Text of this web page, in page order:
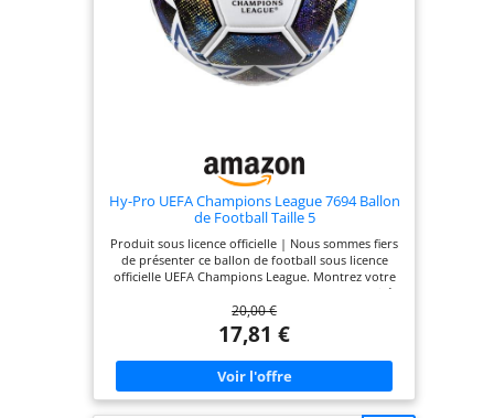
Hy-Pro UEFA Champions League 7694 Ballon
de Football Taille 5
Produit sous licence officielle | Nous sommes fiers
de présenter ce ballon de football sous licence
officielle UEFA Champions League. Montrez votre
amour pour le football avec ce ballon de qualité
supérieure. Design cool | Fabriqué avec un design
d'étoile frappant, ce ballon de football de la Ligue
des Champions se distingue que ce soit à la
maison ou sur le terrain Haute qualité : ce ballon
de football de taille 5 Champions League est
soigneusement fabriqué à partir de matériaux de
qualité supérieure pour garantir durabilité et
20,00 €
17,81 €